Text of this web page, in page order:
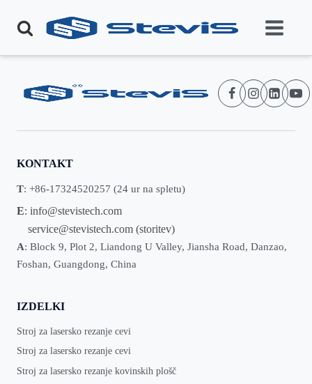
KONTAKT
T: +86-17324520257 (24 ur na spletu)
E: info@stevistech.com
service@stevistech.com (storitev)
A: Block 9, Plot 2, Liandong U Valley, Jiansha Road, Danzao,
Foshan, Guangdong, China
IZDELKI
Stroj za lasersko rezanje cevi
Stroj za lasersko rezanje cevi
Stroj za lasersko rezanje kovinskih plošč